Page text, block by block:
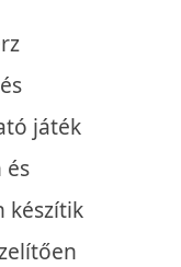
játék
és
készítik